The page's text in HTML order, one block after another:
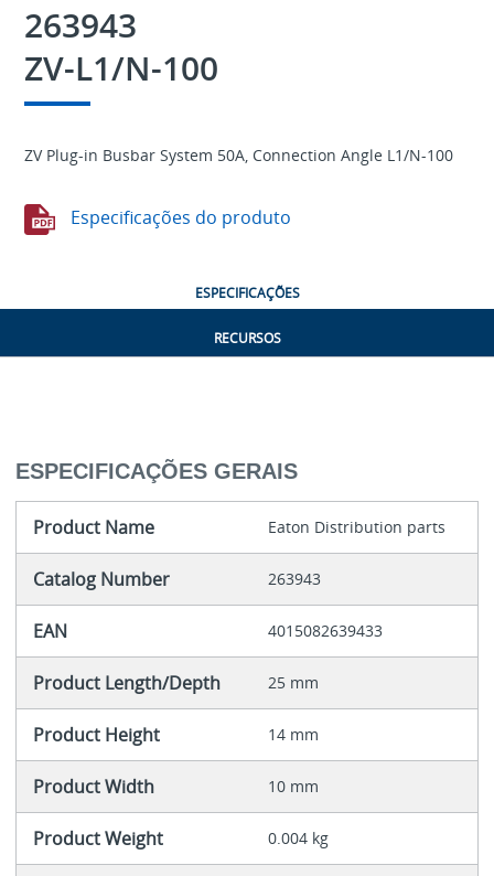
263943
ZV-L1/N-100
ZV Plug-in Busbar System 50A, Connection Angle L1/N-100
Especificações do produto
ESPECIFICAÇÕES
RECURSOS
ESPECIFICAÇÕES GERAIS
Product Name Eaton Distribution parts
Catalog Number 263943
EAN 4015082639433
Product Length/Depth 25 mm
Product Height 14 mm
Product Width 10 mm
Product Weight 0.004 kg